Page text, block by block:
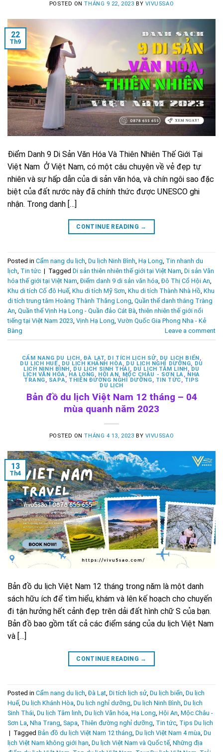
POSTED ONTHÁNG 9 22, 2023 BY VIVU5SAO
22
Th9
Điểm Danh 9 Di Sản Văn Hóa Và Thiên Nhiên Thế Giới Tại
Việt Nam Ở Việt Nam, có một câu chuyện về vẻ đẹp tự
nhiên và sự hấp dẫn của di sản văn hóa, và chín ngôi sao đặc
biệt của đất nước này đã chính thức được UNESCO ghi
nhận. Trong danh […]
CONTINUE READING →
Posted in Cẩm nang du lịch Du lịch Ninh Bình Hạ Long Tin nhanh du
lịch Tin tức | Tagged Di sản thiên nhiên thế giới tại Việt Nam Di sản Văn
hóa thế giới tại Việt Nam ,Điểm danh 9 di sản văn hóa ,Đô Thị Cổ Hội An
Khu di tích Cố đô Huế, Khu di tích Mỹ Sơn Khu di tích Thành Nhà Hồ Khu
di tích trung tâm Hoàng Thành Thăng Long Quần thể danh thắng Tràng
An Quần thể Vịnh Hạ Long - Quần đảo Cát Bà ,thiên nhiên thế giới nổi
tiếng tại Việt Nam 2023 Vịnh Hạ Long Vườn Quốc Gia Phong Nha - Kẻ
Bàng
Leave a comment
CẨM NANG DU LỊCH , ĐÀ LẠT, DI TÍCH LỊCH SỬ, DU LỊCH BIỂN ,
DU LỊCH HUẾ, DU LỊCH KHÁNH HÒA, DU LỊCH NGHỈ DƯỠNG, DU
LỊCH NINH BÌNH , DU LỊCH SINH THÁI , DU LỊCH TÂM LINH , DU
LỊCH VĂN HÓA, HẠ LONG, HỘI AN , MỘC CHÂU - SƠN LA, NHA
TRANG, SAPA, THIÊN ĐƯỜNG NGHỈ DƯỠNG, TIN TỨC, TIPS
DU LỊCH
Bản đồ du lịch Việt Nam 12 tháng – 04
mùa quanh năm 2023
POSTED ONTHÁNG 4 13, 2023 BY VIVU5SAO
13
Th4
Bản đồ du lịch Việt Nam 12 tháng trong năm là một danh
sách hữu ích để tìm hiểu, khám và lên kế hoạch cho chuyến
đi tận hưởng hết cảnh đẹp trên dải đất hình chữ S của bạn.
Bản đồ bao gồm tất cả các điểm sáng của du lịch Việt Nam
và […]
CONTINUE READING →
Posted in Cẩm nang du lịch ,Đà Lạt Di tích lịch sử Du lịch biển Du lịch
Huế, Du lịch Khánh Hòa Du lịch nghỉ dưỡng Du lịch Ninh Bình Du lịch
Sinh Thái Du lịch Tâm linh Du lịch Văn hóa Hạ Long Hội An Mộc Châu -
Sơn La Nha Trang Sapa Thiên đường nghỉ dưỡng Tin tức Tips Du lịch
| Tagged Bản đồ du lịch Việt Nam 12 tháng Du lịch Việt Nam 4 mùa Du
lịch Việt Nam không giới hạn Du lịch Việt Nam và Quốc tế, Những địa